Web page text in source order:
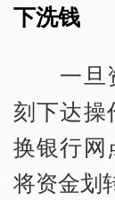
下洗钱
一旦资
刻下达操
换银行网
将资金划